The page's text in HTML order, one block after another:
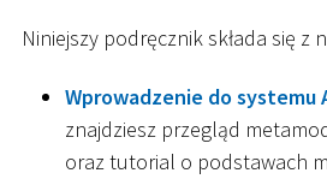
Niniejszy podręcznik składa się z
Wprowadzenie do systemu
znajdziesz przegląd
oraz tutorial o podstawach